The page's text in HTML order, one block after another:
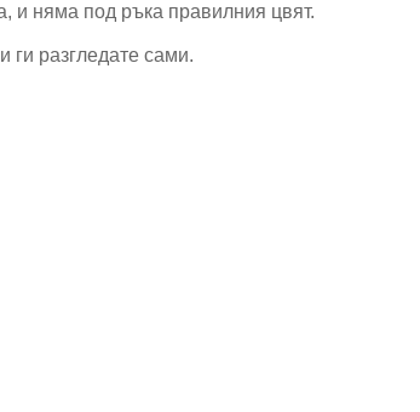
и няма под ръка правилния цвят.
ги разгледате сами.